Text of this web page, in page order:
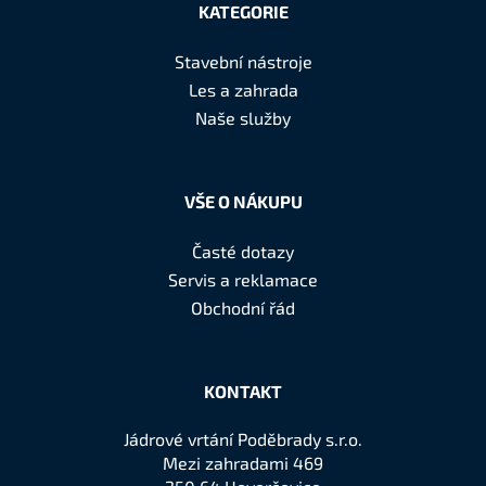
KATEGORIE
Stavební nástroje
Les a zahrada
Naše služby
VŠE O NÁKUPU
Časté dotazy
Servis a reklamace
Obchodní řád
KONTAKT
Jádrové vrtání Poděbrady s.r.o.
Mezi zahradami 469